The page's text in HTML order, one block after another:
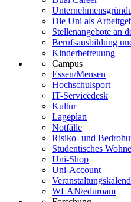
Die Uni als
Stellenangebote an
Berufsausbildung
Kinderbetreuung
Campus
Essen/Mensen
Hochschulsport
IT-Servicedesk
Kultur
Lageplan
Notfälle
Risiko- und
Studentisches
Uni-Shop
Uni-Account
WLAN/eduroam